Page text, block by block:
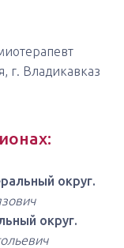
г. Владикавказ
округ.
округ.